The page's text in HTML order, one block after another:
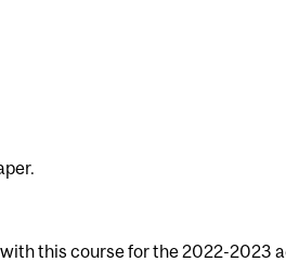
this course for the 2022-2023